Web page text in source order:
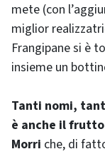
mete (con
miglior
Frangipane si è
insieme un
Tanti nomi,
è anche il
Morri che, di